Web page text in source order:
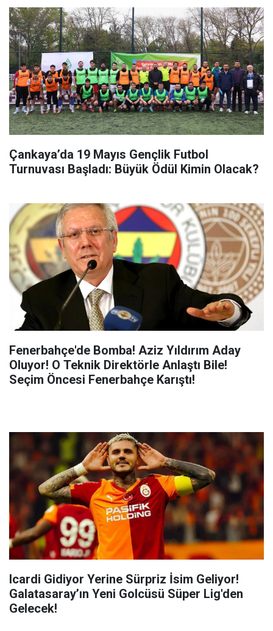
Çankaya’da 19 Mayıs Gençlik Futbol
Turnuvası Başladı: Büyük Ödül Kimin Olacak?
Fenerbahçe'de Bomba! Aziz Yıldırım Aday
Oluyor! O Teknik Direktörle Anlaştı Bile!
Seçim Öncesi Fenerbahçe Karıştı!
Icardi Gidiyor Yerine Sürpriz İsim Geliyor!
Galatasaray’ın Yeni Golcüsü Süper Lig'den
Gelecek!